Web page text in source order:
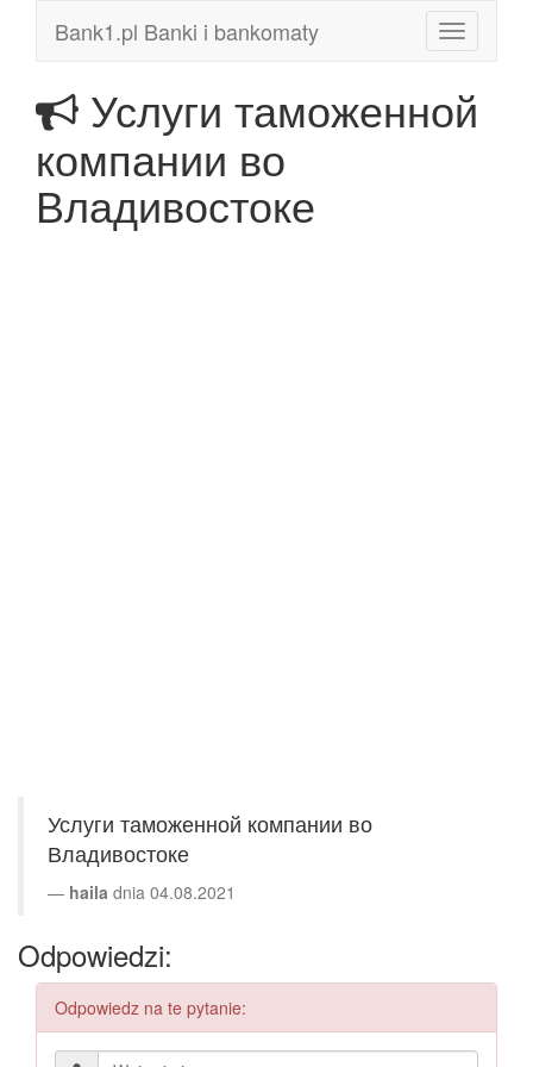
Bank1.pl Banki i bankomaty
Toggle
navigation
Услуги таможенной
компании во
Владивостоке
Услуги таможенной компании во
Владивостоке
haila dnia 04.08.2021
Odpowiedzi:
Odpowiedz na te pytanie: